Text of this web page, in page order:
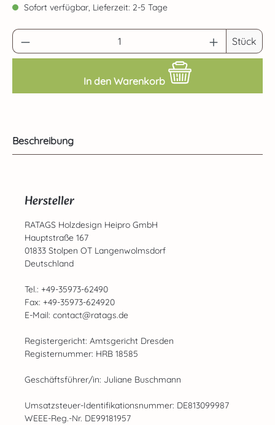
Sofort verfügbar, Lieferzeit: 2-5 Tage
Produkt Anzahl: Gib den gewünschtenStück
In den Warenkorb
Beschreibung
Hersteller
RATAGS Holzdesign Heipro GmbH
Hauptstraße 167
01833 Stolpen OT Langenwolmsdorf
Deutschland
Tel.: +49-35973-62490
Fax: +49-35973-624920
E-Mail: contact@ratags.de
Registergericht: Amtsgericht Dresden
Registernummer: HRB 18585
Geschäftsführer/in: Juliane Buschmann
Umsatzsteuer-Identifikationsnummer: DE813099987
WEEE-Reg.-Nr. DE99181957